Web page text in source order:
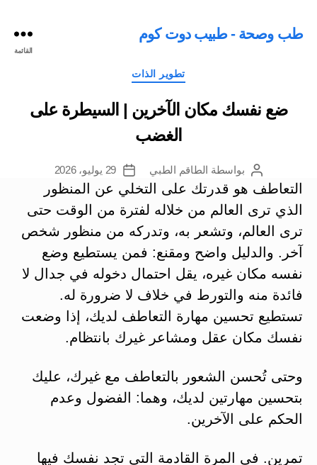
طب وصحة - طبيب دوت كوم
القائمة
التصنيفاتتطوير الذات
ضع نفسك مكان الآخرين | السيطرة على
الغضب
كاتب
المقالة
بواسطة الطاقم الطبي
تاريخ
المقالة
29 يوليو، 2026
التعاطف هو قدرتك على التخلي عن المنظور
الذي ترى العالم من خلاله لفترة من الوقت حتى
ترى العالم، وتشعر به، وتدركه من منظور شخص
آخر. والدليل واضح ومقنع: فمن يستطيع وضع
نفسه مكان غيره، يقل احتمال دخوله في جدال لا
فائدة منه والتورط في خلاف لا ضرورة له.
تستطيع تحسين مهارة التعاطف لديك، إذا وضعت
نفسك مكان عقل ومشاعر غيرك بانتظام.
وحتى تُحسن الشعور بالتعاطف مع غيرك، عليك
بتحسين مهارتين لديك، وهما: الفضول وعدم
الحكم على الآخرين.
تمرين. في المرة القادمة التي تجد نفسك فيها